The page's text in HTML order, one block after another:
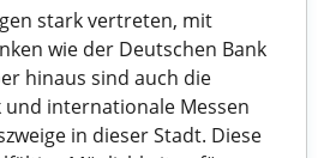
stark vertreten, mit
wie der Deutschen Bank
hinaus sind auch die
und internationale Messen
in dieser Stadt. Diese